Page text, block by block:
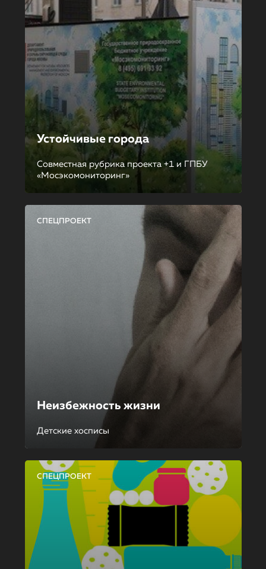
Устойчивые города
Совместная рубрика проекта +1 и ГПБУ
«Мосэкомониторинг»
СПЕЦПРОЕКТ
Неизбежность жизни
Детские хосписы
СПЕЦПРОЕКТ